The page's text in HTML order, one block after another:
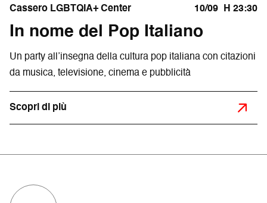
Cassero LGBTQIA+ Center 10/09 H 23:30
In nome del Pop Italiano
Un party all’insegna della cultura pop italiana con citazioni
da musica, televisione, cinema e pubblicità
Scopri di più